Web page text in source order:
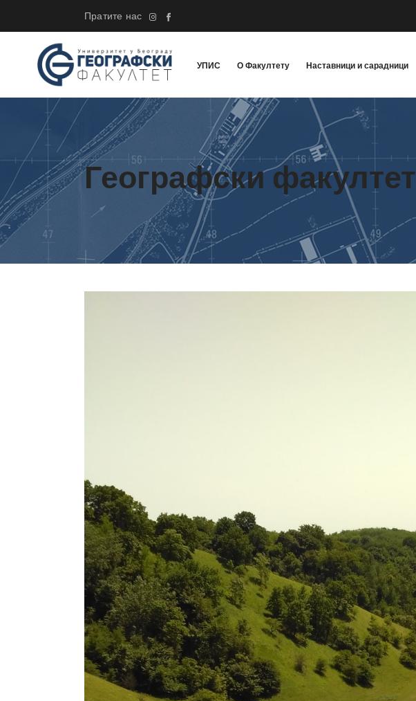
Пратите нас
УПИС О Факултету Наставници и сарадници
Географски факултет